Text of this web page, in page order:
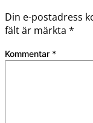
Din e-postadress
fält är märkta *
Kommentar *